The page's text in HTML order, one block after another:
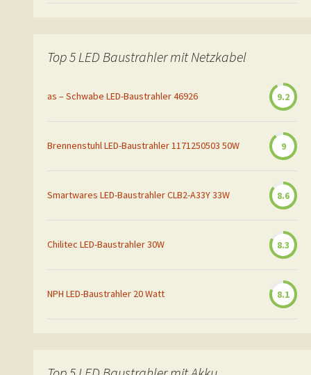
Top 5 LED Baustrahler mit Netzkabel
as – Schwabe LED-Baustrahler 46926 9.2
Brennenstuhl LED-Baustrahler 1171250503 50W 9
Smartwares LED-Baustrahler CLB2-A33Y 33W 8.6
Chilitec LED-Baustrahler 30W 8.3
NPH LED-Baustrahler 20 Watt 8.1